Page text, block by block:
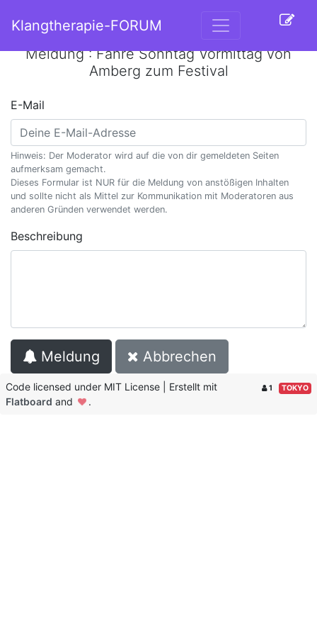
Klangtherapie-FORUM
Meldung : Fahre Sonntag Vormittag von
Amberg zum Festival
E-Mail
Hinweis: Der Moderator wird auf die von dir gemeldeten Seiten
aufmerksam gemacht.
Dieses Formular ist NUR für die Meldung von anstößigen Inhalten
und sollte nicht als Mittel zur Kommunikation mit Moderatoren aus
anderen Gründen verwendet werden.
Beschreibung
Meldung Abbrechen
1 TOKYO
Code licensed under MIT License | Erstellt mit
Flatboard and .